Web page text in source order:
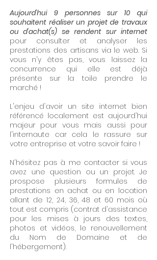
Aujourd'hui 9 personnes sur 10 qui
souhaitent réaliser un projet de travaux
ou d'achat(s) se rendent sur internet
pour consulter et analyser les
prestations des artisans via le web. Si
vous n'y êtes pas, vous laissez la
concurrence qui elle est déjà
présente sur la toile prendre le
marché !
L'enjeu d'avoir un site internet bien
référencé localement est aujourd'hui
majeur pour vous mais aussi pour
l'internaute car cela le rassure sur
votre entreprise et votre savoir faire !
N'hésitez pas à me contacter si vous
avez une question ou un projet. Je
prospose plusieurs formules de
prestations en achat ou en location
allant de 12, 24, 36, 48 et 60 mois où
tout est compris (contrat d'assistance
pour les mises à jours des textes,
photos et vidéos, le renouvellement
du Nom de Domaine et de
l'hébergement).